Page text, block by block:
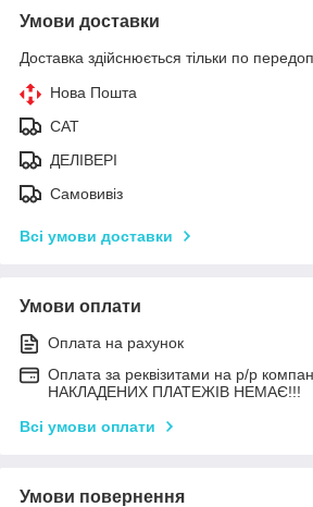
Умови доставки
Доставка здійснюється тільки по
Нова Пошта
САТ
ДЕЛІВЕРІ
Самовивіз
Всі умови доставки
Умови оплати
Оплата на рахунок
Оплата за реквізитами на р/р
НАКЛАДЕНИХ ПЛАТЕЖІВ НЕМАЄ!!!
Всі умови оплати
Умови повернення